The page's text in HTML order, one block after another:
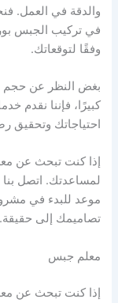
والدقة في العمل.
في تركيب الجبس
وفقًا لتوقعاتك.
بغض النظر عن حجم
كبيرًا، فإننا نقدم
احتياجاتك وتحقيق
إذا كنت تبحث عن
لمساعدتك. اتصل
موعد للبدء في
تصاميمك إلى حقيقة.
معلم جبس
إذا كنت تبحث عن